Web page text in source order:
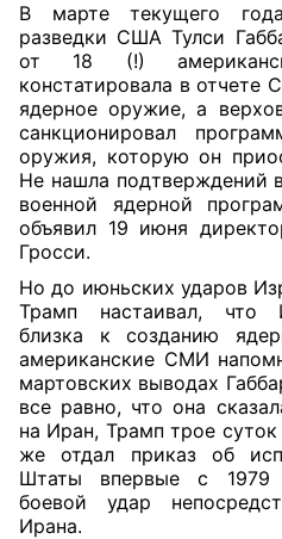
В марте текущего
разведки США Тулси
от 18 (!)
констатировала в отчете
ядерное оружие, а
санкционировал
оружия, которую он
Не нашла подтверждений
военной ядерной
объявил 19 июня
Гросси.
Но до июньских ударов
Трамп настаивал, что
близка к созданию
американские СМИ
мартовских выводах
все равно, что она
на Иран, Трамп трое
же отдал приказ об
Штаты впервые с 1979
боевой удар
Ирана.